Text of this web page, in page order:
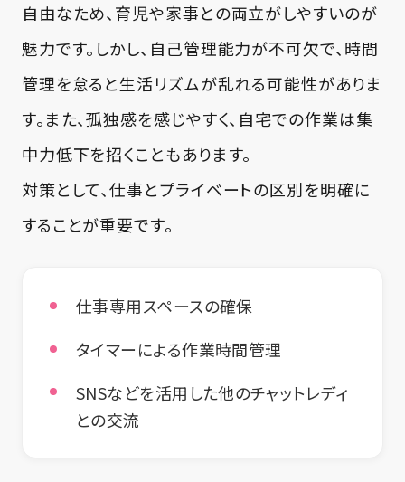
自由なため、育児や家事との両立がしやすいのが
魅力です。しかし、自己管理能力が不可欠で、時間
管理を怠ると生活リズムが乱れる可能性がありま
す。また、孤独感を感じやすく、自宅での作業は集
中力低下を招くこともあります。
対策として、仕事とプライベートの区別を明確に
することが重要です。
仕事専用スペースの確保
タイマーによる作業時間管理
SNSなどを活用した他のチャットレディ
との交流